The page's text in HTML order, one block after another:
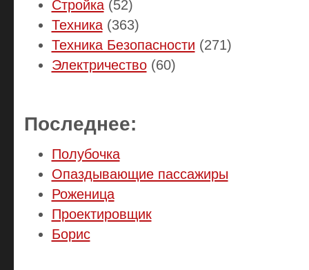
Стройка(52)
Техника(363)
Техника Безопасности (271)
Электричество(60)
Последнее:
Полубочка
Опаздывающие пассажиры
Роженица
Проектировщик
Борис